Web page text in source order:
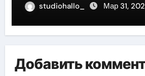
studiohallo_ Мар 31,
Добавить